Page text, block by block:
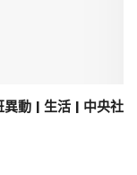
動 | 生活 | 中央社